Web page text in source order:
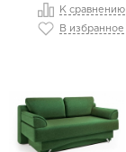
К сравнению
В избранное